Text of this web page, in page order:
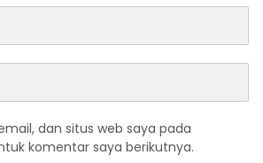
dan situs web saya pada
komentar saya berikutnya.